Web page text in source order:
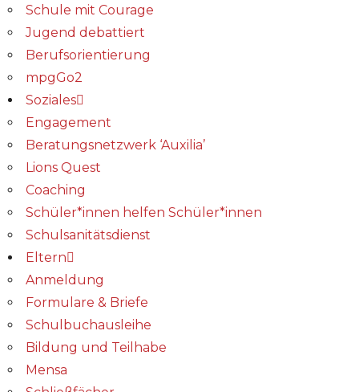
Schule mit Courage
Jugend debattiert
Berufsorientierung
mpgGo2
Soziales
Engagement
Beratungsnetzwerk ‘Auxilia’
Lions Quest
Coaching
Schüler*innen helfen Schüler*innen
Schulsanitätsdienst
Eltern
Anmeldung
Formulare & Briefe
Schulbuchausleihe
Bildung und Teilhabe
Mensa